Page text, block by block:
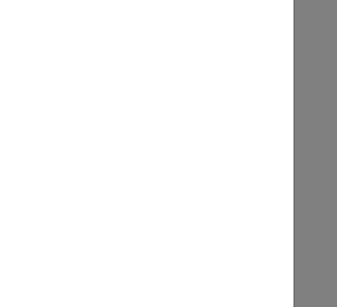
dans votre
vous